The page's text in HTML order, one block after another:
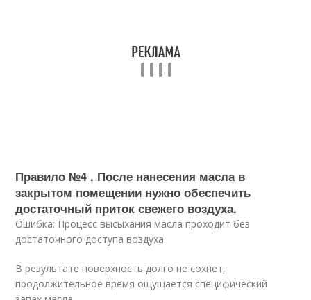
Правило №4 . После нанесения масла в
закрытом помещении нужно обеспечить
достаточный приток свежего воздуха.
Ошибка: Процесс высыхания масла проходит без
достаточного доступа воздуха.
В результате поверхность долго не сохнет,
продолжительное время ощущается специфический